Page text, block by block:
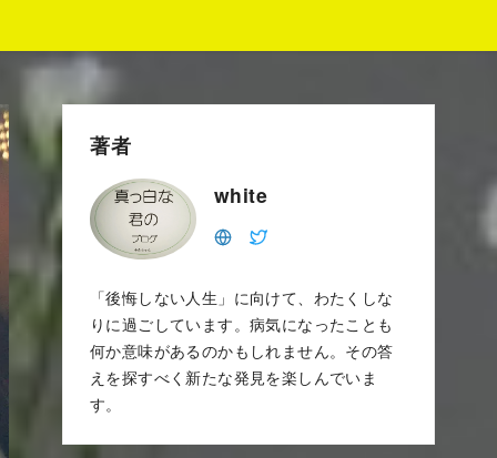
著者
white
「後悔しない人生」に向けて、わたくしな
りに過ごしています。病気になったことも
何か意味があるのかもしれません。その答
えを探すべく新たな発見を楽しんでいま
す。